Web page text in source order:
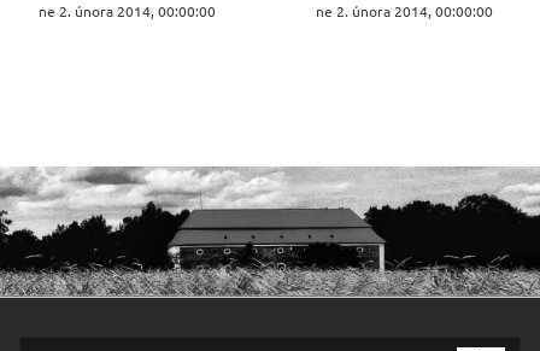
ne 2. února 2014, 00:00:00
ne 2. února 2014, 00:00:00